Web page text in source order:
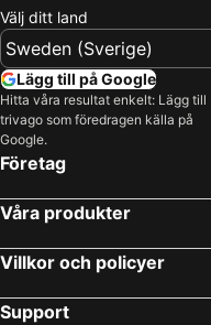
Swansea, Wales Hotell
Tenby, Wales Hotell
Porthmadog, Wales Hotell
London, England Hotell
Manchester, England
Birmingham, England
Iverness, Skottland Hotell
Välj ditt land
Lägg till på Google
Hitta våra resultat enkelt: Lägg till
trivago som föredragen källa på
Google.
Företag
Våra produkter
Villkor och policyer
Support